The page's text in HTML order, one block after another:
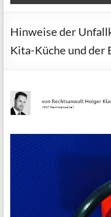
Hinweise der
Kita-Küche und der